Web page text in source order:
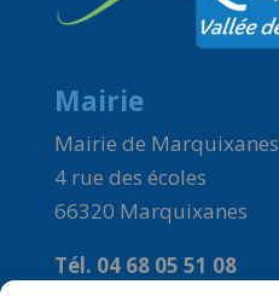
Mairie
Mairie de Marquixanes
4 rue des écoles
66320 Marquixanes
Tél. 04 68 05 51 08